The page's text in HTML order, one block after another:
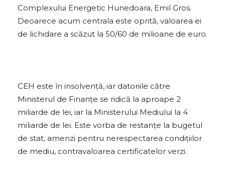
Complexului Energetic Hunedoara, Emil Gros.
Deoarece acum centrala este oprită, valoarea ei
de lichidare a scăzut la 50/60 de milioane de euro.
CEH este în insolvenţă, iar datoriile către
Ministerul de Finanţe se ridică la aproape 2
miliarde de lei, iar la Ministerului Mediului la 4
miliarde de lei. Este vorba de restanţe la bugetul
de stat, amenzi pentru nerespectarea condiţiilor
de mediu, contravaloarea certificatelor verzi.